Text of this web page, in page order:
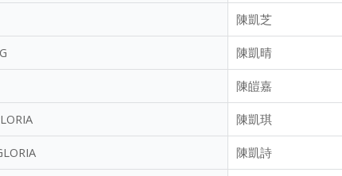
陳凱芝
陳凱晴
陳皚嘉
陳凱琪
陳凱詩